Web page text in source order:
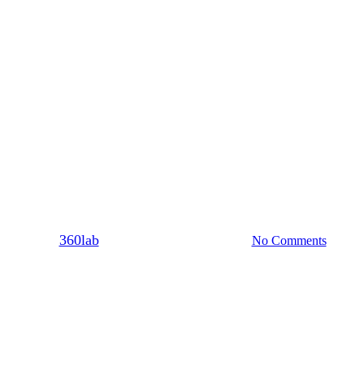
360lab20/08/2021 No Comments